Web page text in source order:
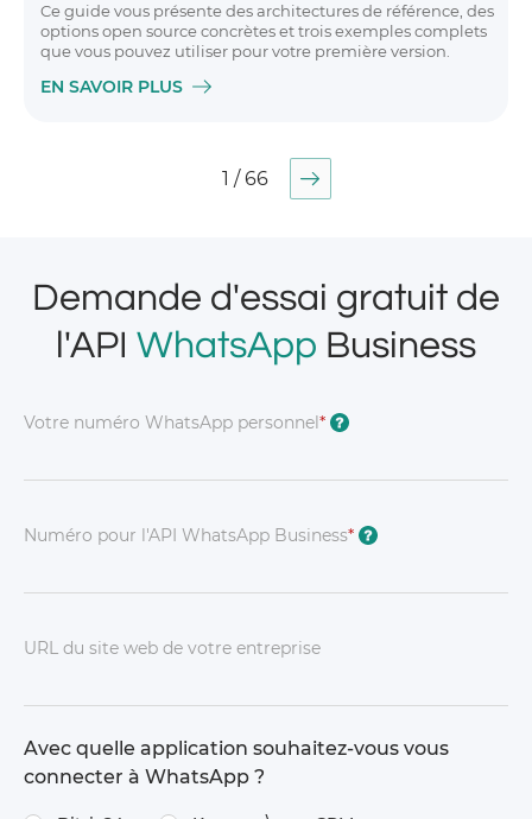
Ce guide vous présente des architectures de référence, des
options open source concrètes et trois exemples complets
que vous pouvez utiliser pour votre première version.
EN SAVOIR PLUS
1 / 66
Demande d'essai gratuit de
l'API WhatsApp Business
Votre numéro WhatsApp personnel* ?
Numéro pour l'API WhatsApp Business* ?
URL du site web de votre entreprise
Avec quelle application souhaitez-vous vous
connecter à WhatsApp ?